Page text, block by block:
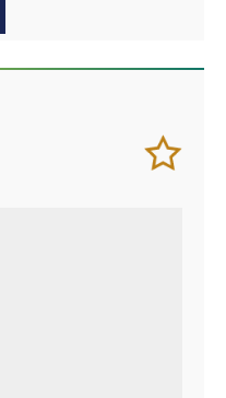
加
入/
儲存
課程